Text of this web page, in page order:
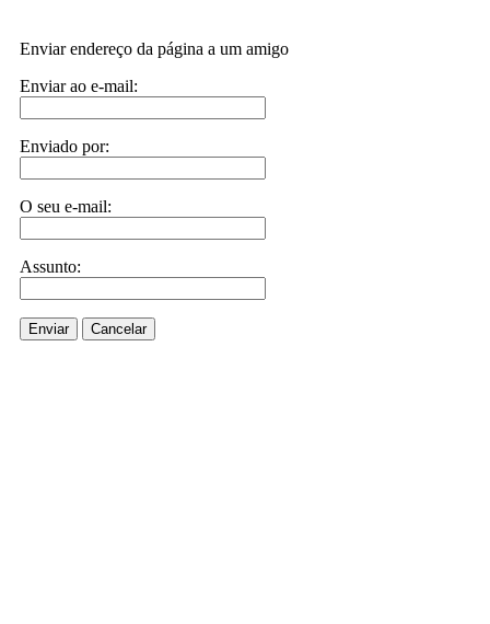
Enviar endereço da página a um amigo
Enviar ao e-mail:
Enviado por:
O seu e-mail:
Assunto:
Enviar Cancelar